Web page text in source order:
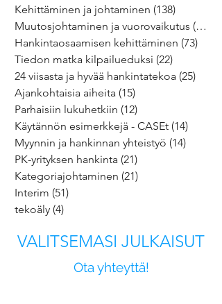
Kehittäminen ja johtaminen (138)
Muutosjohtaminen ja vuorovaikutus (64)
Hankintaosaamisen kehittäminen (73)
Tiedon matka kilpailueduksi (22)
24 viisasta ja hyvää hankintatekoa (25)
Ajankohtaisia aiheita (15)
Parhaisiin lukuhetkiin (12)
Käytännön esimerkkejä - CASEt (14)
Myynnin ja hankinnan yhteistyö (14)
PK-yrityksen hankinta (21)
Kategoriajohtaminen (21)
Interim (51)
tekoäly (4)
VALITSEMASI JULKAISUT
Ota yhteyttä!